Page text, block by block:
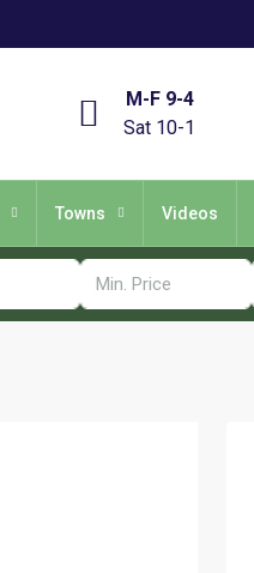
M-F 9-4
Sat 10-1
Towns Videos